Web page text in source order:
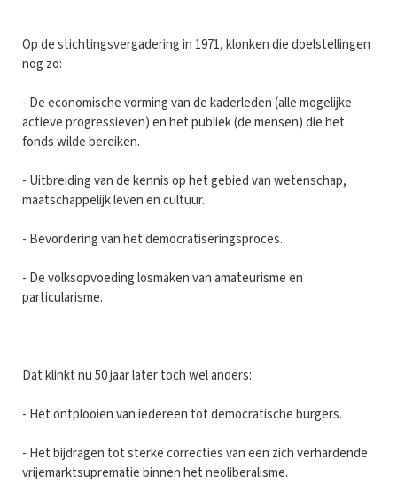
Op de stichtingsvergadering in 1971, klonken die doelstellingen
nog zo:
- De economische vorming van de kaderleden (alle mogelijke
actieve progressieven) en het publiek (de mensen) die het
fonds wilde bereiken.
- Uitbreiding van de kennis op het gebied van wetenschap,
maatschappelijk leven en cultuur.
- Bevordering van het democratiseringsproces.
- De volksopvoeding losmaken van amateurisme en
particularisme.
Dat klinkt nu 50 jaar later toch wel anders:
- Het ontplooien van iedereen tot democratische burgers.
- Het bijdragen tot sterke correcties van een zich verhardende
vrijemarktsuprematie binnen het neoliberalisme.